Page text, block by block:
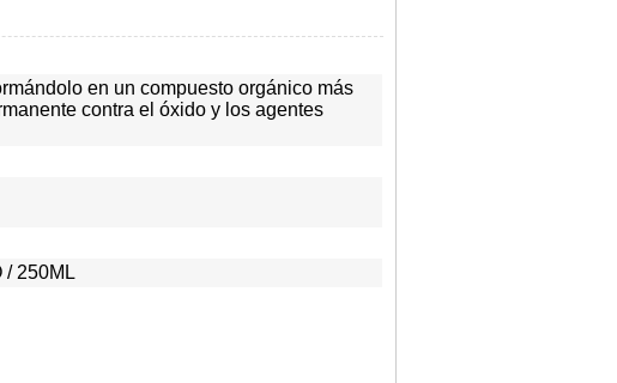
en un compuesto orgánico más
contra el óxido y los agentes
/ 250ML